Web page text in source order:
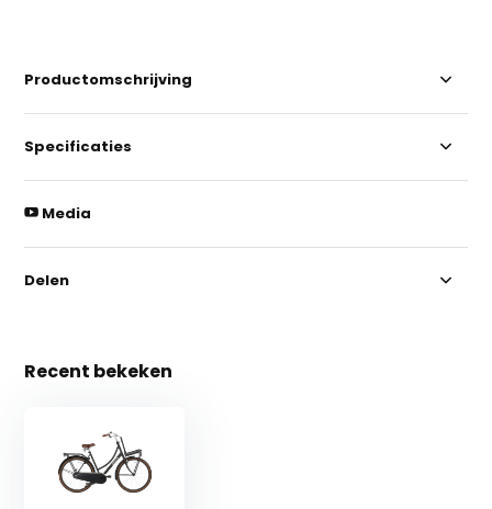
Productomschrijving
Specificaties
Media
Delen
Recent bekeken